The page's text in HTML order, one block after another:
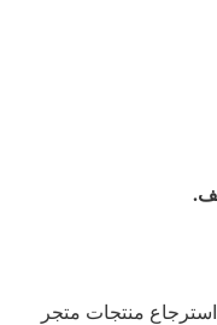
منتجات متجر